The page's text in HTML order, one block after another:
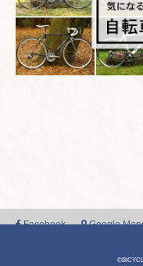
Facebook Google